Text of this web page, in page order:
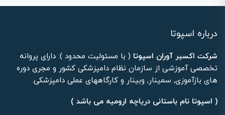
درباره اسپوتا
شرکت اکسیر آوران اسپوتا ( با مسئولیت محدود ): دارای پروانه
تخصصی آموزشی از سازمان نظام دامپزشکی کشور و مجری دوره
های بازآموزی, سمینار, وبینار و کارگاههای عملی دامپزشکی.
( اسپوتا نام باستانی دریاچه ارومیه می باشد )